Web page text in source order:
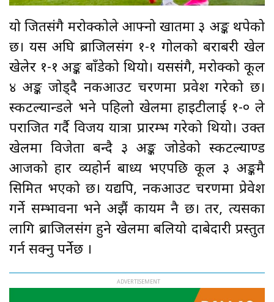
यो जितसंगै मरोक्कोले आफ्नो खातमा ३ अङ्क थपेको
छ। यस अघि ब्राजिलसंग १-१ गोलको बराबरी खेल
खेलेर १-१ अङ्क बाँडेको थियो। यससंगै, मरोक्को कूल
४ अङ्क जोड्दै नकआउट चरणमा प्रवेश गरेको छ।
स्कटल्यान्डले भने पहिलो खेलमा हाइटीलाई १-० ले
पराजित गर्दै विजय यात्रा प्रारम्भ गरेको थियो। उक्त
खेलमा विजेता बन्दै ३ अङ्क जोडेको स्कटल्याण्ड
आजको हार व्यहोर्न बाध्य भएपछि कूल ३ अङ्कमै
सिमित भएको छ। यद्यपि, नकआउट चरणमा प्रेवेश
गर्ने सम्भावना भने अझैं कायम नै छ। तर, त्यसका
लागि ब्राजिलसंग हुने खेलमा बलियो दाबेदारी प्रस्तुत
गर्न सक्नु पर्नेछ ।